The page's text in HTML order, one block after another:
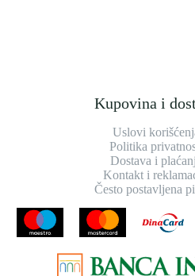
Kupovina i
Uslovi
Politika
Dostava i
Kontakt i
Često postavljena